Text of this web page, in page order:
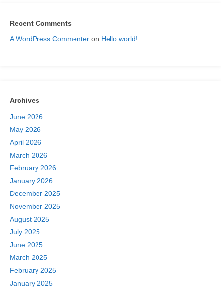
Recent Comments
A WordPress Commenter on Hello world!
Archives
June 2026
May 2026
April 2026
March 2026
February 2026
January 2026
December 2025
November 2025
August 2025
July 2025
June 2025
March 2025
February 2025
January 2025